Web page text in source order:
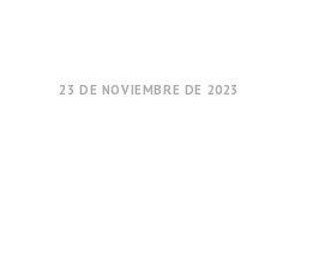
23 DE NOVIEMBRE DE 2023